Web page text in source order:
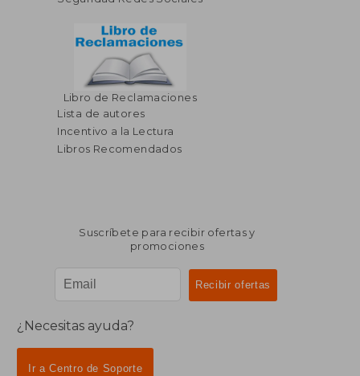
Libro de Reclamaciones
Lista de autores
Incentivo a la Lectura
Libros Recomendados
Suscríbete para recibir ofertas y
promociones
¿Necesitas ayuda?
Ir a Centro de Soporte